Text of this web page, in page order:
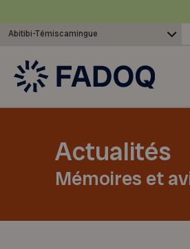
Abitibi-Témiscamingue
Actualités
Mémoires et